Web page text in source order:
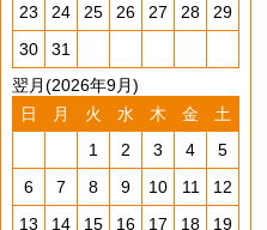
23
24 25 26 27 28
29
30
31
翌月(2026年9月)
日
月 火 水 木 金
土
1
2 3 4
5
6
7 8 9 10 11
12
13
14 15 16 17 18
19